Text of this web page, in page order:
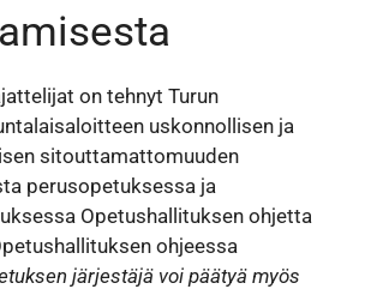
on tehnyt Turun
uskonnollisen ja
sitouttamattomuuden
perusopetuksessa ja
Opetushallituksen ohjetta
ohjeessa
järjestäjä voi päätyä myös